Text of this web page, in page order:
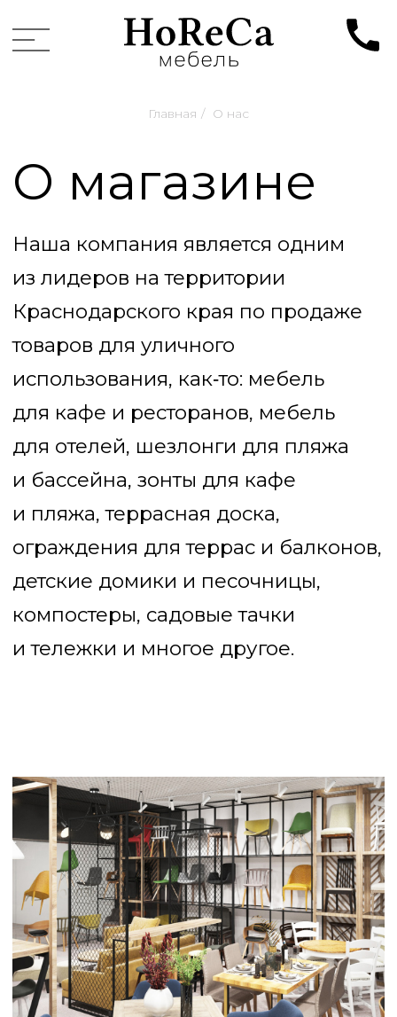
Главная / О нас
Наша компания является одним
из лидеров на территории
товаров для уличного
использования, как‑то: мебель
для отелей, шезлонги для пляжа
и бассейна, зонты для кафе
ограждения для террас и балконов,
детские домики и песочницы,
компостеры, садовые тачки
О магазине
ШОУ-РУМ в
Краснодаре
Шоу-рум в городе Краснодар
ул.Пригородная 1/12 позволяет показать
товар лицом. Шоу-рум/ магазин порадует
удобным расположением и наличием
товара на складе.
В шоу-руме Вы можете посидеть на
понравившейся вам мебели, проверить
на прочность качество полипропилена и
увидеть выбранный цвет в